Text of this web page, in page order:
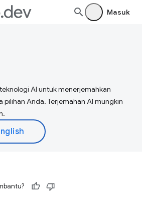
Masuk
AI untuk menerjemahkan
pilihan Anda. Terjemahan AI mungkin